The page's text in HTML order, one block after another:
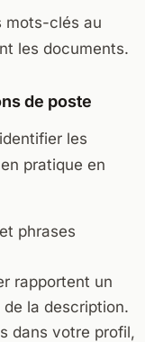
mots-clés au
les documents.
de poste
les
pratique en
phrases
rapportent un
la description.
dans votre profil,